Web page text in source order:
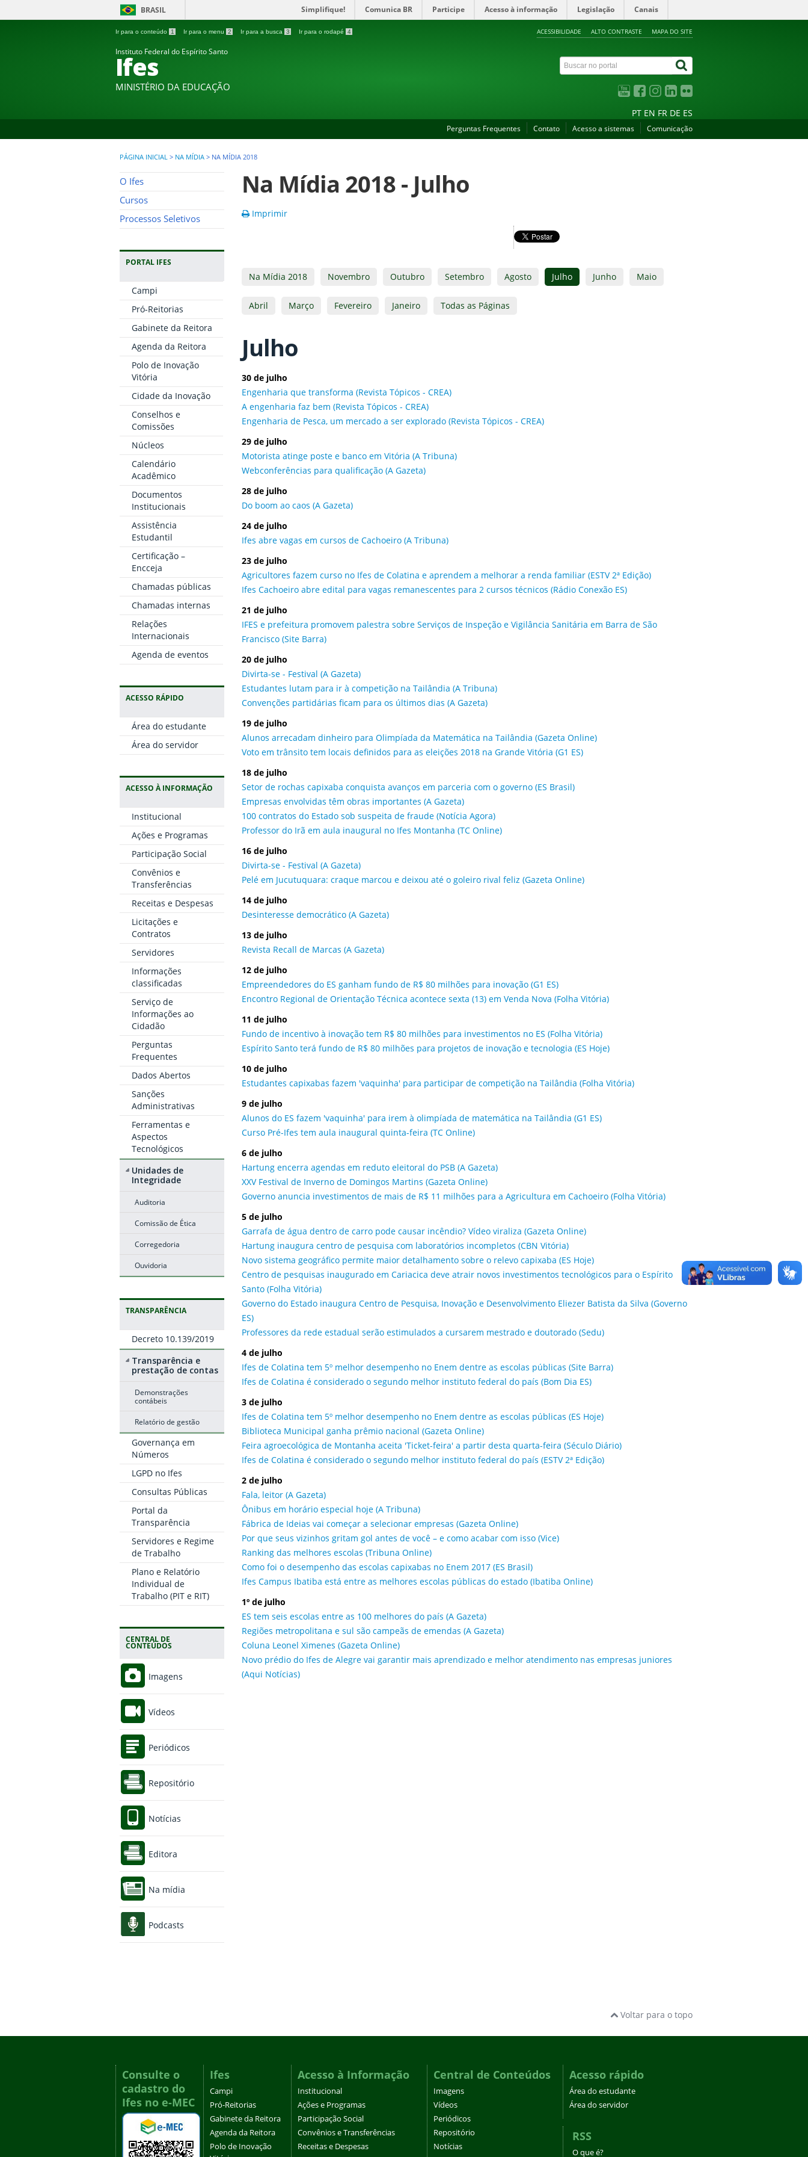
BRASIL Simplifique! Comunica BR Participe Acesso à informação Legislação Canais
Ir para o conteúdo 1 Ir para o menu 2 Ir para a busca 3 Ir para o rodapé 4 ACESSIBILIDADE ALTO CONTRASTE MAPA DO SITE
Instituto Federal do Espírito Santo
Ifes
MINISTÉRIO DA EDUCAÇÃO
PT EN FR DE ES
Perguntas Frequentes Contato Acesso a sistemas Comunicação
PÁGINA INICIAL > NA MÍDIA > NA MÍDIA 2018
O Ifes
Cursos
Processos Seletivos
PORTAL IFES
Campi
Pró-Reitorias
Gabinete da Reitora
Agenda da Reitora
Polo de Inovação
Vitória
Cidade da Inovação
Conselhos e
Comissões
Núcleos
Calendário
Acadêmico
Documentos
Institucionais
Assistência
Estudantil
Certificação –
Encceja
Chamadas públicas
Chamadas internas
Relações
Internacionais
Agenda de eventos
ACESSO RÁPIDO
Área do estudante
Área do servidor
ACESSO À INFORMAÇÃO
Institucional
Ações e Programas
Participação Social
Convênios e
Transferências
Receitas e Despesas
Licitações e
Contratos
Servidores
Informações
classificadas
Serviço de
Informações ao
Cidadão
Perguntas
Frequentes
Dados Abertos
Sanções
Administrativas
Ferramentas e
Aspectos
Tecnológicos
Unidades de
Integridade
Auditoria
Comissão de Ética
Corregedoria
Ouvidoria
TRANSPARÊNCIA
Decreto 10.139/2019
Transparência e
prestação de contas
Demonstrações
contábeis
Relatório de gestão
Governança em
Números
LGPD no Ifes
Consultas Públicas
Portal da
Transparência
Servidores e Regime
de Trabalho
Plano e Relatório
Individual de
Trabalho (PIT e RIT)
CENTRAL DE
CONTEÚDOS
Imagens
Vídeos
Periódicos
Repositório
Notícias
Editora
Na mídia
Podcasts
Na Mídia 2018 - Julho
Imprimir
Na Mídia 2018 Novembro Outubro Setembro Agosto Julho Junho Maio
Abril Março Fevereiro Janeiro Todas as Páginas
Julho
30 de julho
Engenharia que transforma (Revista Tópicos - CREA)
A engenharia faz bem (Revista Tópicos - CREA)
Engenharia de Pesca, um mercado a ser explorado (Revista Tópicos - CREA)
29 de julho
Motorista atinge poste e banco em Vitória (A Tribuna)
Webconferências para qualificação (A Gazeta)
28 de julho
Do boom ao caos (A Gazeta)
24 de julho
Ifes abre vagas em cursos de Cachoeiro (A Tribuna)
23 de julho
Agricultores fazem curso no Ifes de Colatina e aprendem a melhorar a renda familiar (ESTV 2ª Edição)
Ifes Cachoeiro abre edital para vagas remanescentes para 2 cursos técnicos (Rádio Conexão ES)
21 de julho
IFES e prefeitura promovem palestra sobre Serviços de Inspeção e Vigilância Sanitária em Barra de São
Francisco (Site Barra)
20 de julho
Divirta-se - Festival (A Gazeta)
Estudantes lutam para ir à competição na Tailândia (A Tribuna)
Convenções partidárias ficam para os últimos dias (A Gazeta)
19 de julho
Alunos arrecadam dinheiro para Olimpíada da Matemática na Tailândia (Gazeta Online)
Voto em trânsito tem locais definidos para as eleições 2018 na Grande Vitória (G1 ES)
18 de julho
Setor de rochas capixaba conquista avanços em parceria com o governo (ES Brasil)
Empresas envolvidas têm obras importantes (A Gazeta)
100 contratos do Estado sob suspeita de fraude (Notícia Agora)
Professor do Irã em aula inaugural no Ifes Montanha (TC Online)
16 de julho
Divirta-se - Festival (A Gazeta)
Pelé em Jucutuquara: craque marcou e deixou até o goleiro rival feliz (Gazeta Online)
14 de julho
Desinteresse democrático (A Gazeta)
13 de julho
Revista Recall de Marcas (A Gazeta)
12 de julho
Empreendedores do ES ganham fundo de R$ 80 milhões para inovação (G1 ES)
Encontro Regional de Orientação Técnica acontece sexta (13) em Venda Nova (Folha Vitória)
11 de julho
Fundo de incentivo à inovação tem R$ 80 milhões para investimentos no ES (Folha Vitória)
Espírito Santo terá fundo de R$ 80 milhões para projetos de inovação e tecnologia (ES Hoje)
10 de julho
Estudantes capixabas fazem 'vaquinha' para participar de competição na Tailândia (Folha Vitória)
9 de julho
Alunos do ES fazem 'vaquinha' para irem à olimpíada de matemática na Tailândia (G1 ES)
Curso Pré-Ifes tem aula inaugural quinta-feira (TC Online)
6 de julho
Hartung encerra agendas em reduto eleitoral do PSB (A Gazeta)
XXV Festival de Inverno de Domingos Martins (Gazeta Online)
Governo anuncia investimentos de mais de R$ 11 milhões para a Agricultura em Cachoeiro (Folha Vitória)
5 de julho
Garrafa de água dentro de carro pode causar incêndio? Vídeo viraliza (Gazeta Online)
Hartung inaugura centro de pesquisa com laboratórios incompletos (CBN Vitória)
Novo sistema geográfico permite maior detalhamento sobre o relevo capixaba (ES Hoje)
Centro de pesquisas inaugurado em Cariacica deve atrair novos investimentos tecnológicos para o Espírito
Santo (Folha Vitória)
Governo do Estado inaugura Centro de Pesquisa, Inovação e Desenvolvimento Eliezer Batista da Silva (Governo
ES)
Professores da rede estadual serão estimulados a cursarem mestrado e doutorado (Sedu)
4 de julho
Ifes de Colatina tem 5º melhor desempenho no Enem dentre as escolas públicas (Site Barra)
Ifes de Colatina é considerado o segundo melhor instituto federal do país (Bom Dia ES)
3 de julho
Ifes de Colatina tem 5º melhor desempenho no Enem dentre as escolas públicas (ES Hoje)
Biblioteca Municipal ganha prêmio nacional (Gazeta Online)
Feira agroecológica de Montanha aceita 'Ticket-feira' a partir desta quarta-feira (Século Diário)
Ifes de Colatina é considerado o segundo melhor instituto federal do país (ESTV 2ª Edição)
2 de julho
Fala, leitor (A Gazeta)
Ônibus em horário especial hoje (A Tribuna)
Fábrica de Ideias vai começar a selecionar empresas (Gazeta Online)
Por que seus vizinhos gritam gol antes de você – e como acabar com isso (Vice)
Ranking das melhores escolas (Tribuna Online)
Como foi o desempenho das escolas capixabas no Enem 2017 (ES Brasil)
Ifes Campus Ibatiba está entre as melhores escolas públicas do estado (Ibatiba Online)
1º de julho
ES tem seis escolas entre as 100 melhores do país (A Gazeta)
Regiões metropolitana e sul são campeãs de emendas (A Gazeta)
Coluna Leonel Ximenes (Gazeta Online)
Novo prédio do Ifes de Alegre vai garantir mais aprendizado e melhor atendimento nas empresas juniores
(Aqui Notícias)
Voltar para o topo
Consulte o
cadastro do
Ifes no e-MEC
Ifes
Campi
Pró-Reitorias
Gabinete da Reitora
Agenda da Reitora
Polo de Inovação
Acesso à Informação
Institucional
Ações e Programas
Participação Social
Convênios e Transferências
Receitas e Despesas
Central de Conteúdos
Imagens
Vídeos
Periódicos
Repositório
Notícias
Acesso rápido
Área do estudante
Área do servidor
RSS
O que é?